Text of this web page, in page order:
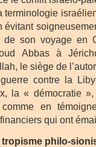
terminologie
évitant
de son voyage en
Abbas à
le siège de
contre la
la « démocratie
en
qui ont
philo-